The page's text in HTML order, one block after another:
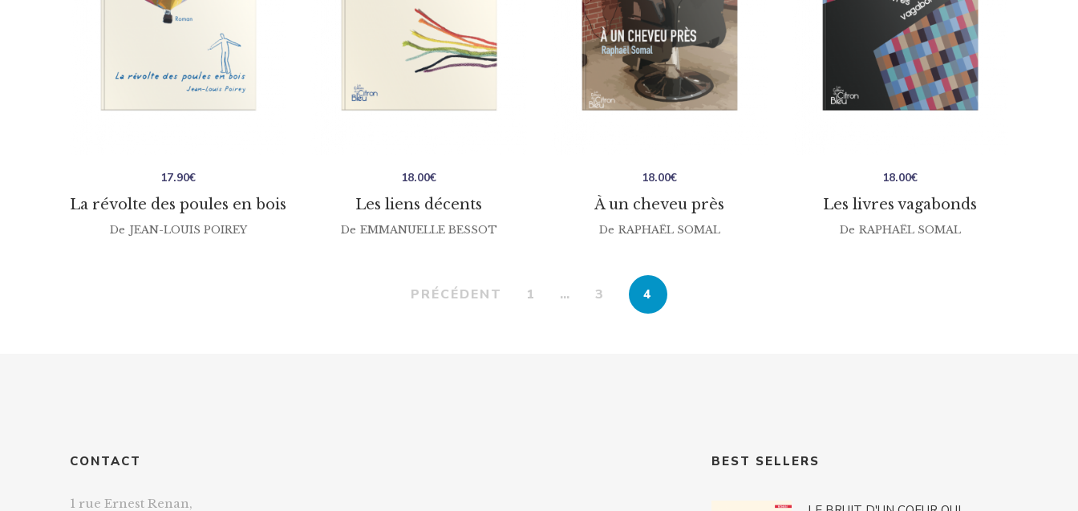
La révolte des poules en bois
17.90€
De JEAN-LOUIS POIREY
Les liens décents
18.00€
De EMMANUELLE BESSOT
À un cheveu près
18.00€
De RAPHAËL SOMAL
Les livres vagabonds
18.00€
De RAPHAËL SOMAL
PRÉCÉDENT 1 … 3 4
CONTACT
1 rue Ernest Renan,
BEST SELLERS